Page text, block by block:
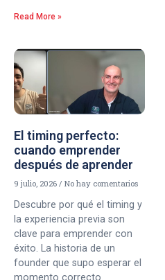
Read More »
El timing perfecto:
cuando emprender
después de aprender
9 julio, 2026 No hay comentarios
Descubre por qué el timing y
la experiencia previa son
clave para emprender con
éxito. La historia de un
founder que supo esperar el
momento correcto.